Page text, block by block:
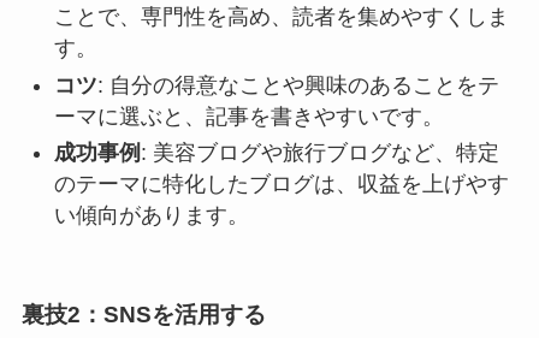
ことで、専門性を高め、読者を集めやすくしま
す。
コツ: 自分の得意なことや興味のあることをテ
ーマに選ぶと、記事を書きやすいです。
成功事例 : 美容ブログや旅行ブログなど、特定
のテーマに特化したブログは、収益を上げやす
い傾向があります。
裏技2：SNSを活用する